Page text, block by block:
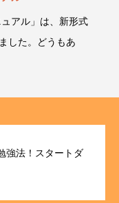
アル」は、新形式
した。どうもあ
強法！スタートダ